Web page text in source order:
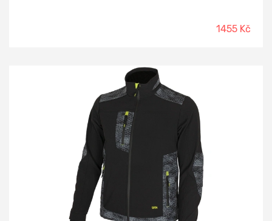
dekorativními pruhy, reflexní prvky v barevném odstínu.
1455 Kč